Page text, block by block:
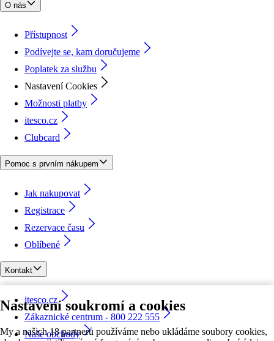
Nastavení soukromí a cookies
My a našich 18 partnerů používáme nebo ukládáme soubory cookies,
O nás
Přístupnost
Podívejte se, kam doručujeme
Poplatek za službu
Nastavení Cookies
Možnosti platby
itesco.cz
Clubcard
Pomoc s prvním nákupem
Jak nakupovat
Registrace
Rezervace času
Oblíbené
Kontakt
itesco.cz
Zákaznické centrum - 800 222 555
Naše obchody